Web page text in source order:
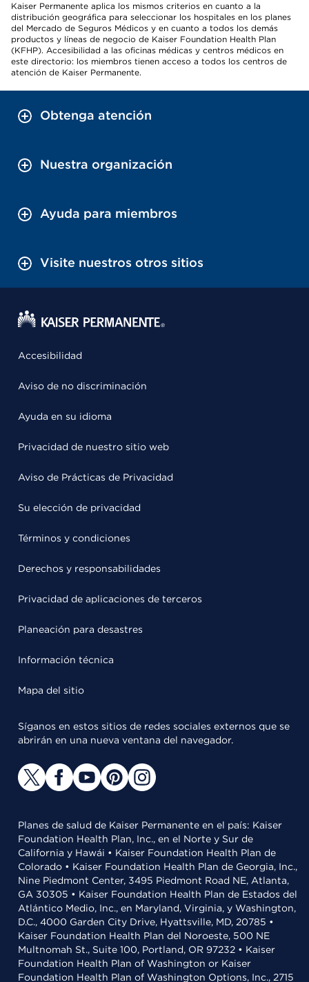
Kaiser Permanente aplica los mismos criterios en cuanto a la
distribución geográfica para seleccionar los hospitales en los planes
del Mercado de Seguros Médicos y en cuanto a todos los demás
productos y líneas de negocio de Kaiser Foundation Health Plan
(KFHP). Accesibilidad a las oficinas médicas y centros médicos en
este directorio: los miembros tienen acceso a todos los centros de
atención de Kaiser Permanente.
Obtenga atención
Nuestra organización
Ayuda para miembros
Visite nuestros otros sitios
Accesibilidad
Aviso de no discriminación
Ayuda en su idioma
Privacidad de nuestro sitio web
Aviso de Prácticas de Privacidad
Su elección de privacidad
Términos y condiciones
Derechos y responsabilidades
Privacidad de aplicaciones de terceros
Planeación para desastres
Información técnica
Mapa del sitio
Síganos en estos sitios de redes sociales externos que se
abrirán en una nueva ventana del navegador.
Planes de salud de Kaiser Permanente en el país: Kaiser
Foundation Health Plan, Inc., en el Norte y Sur de
California y Hawái • Kaiser Foundation Health Plan de
Colorado • Kaiser Foundation Health Plan de Georgia, Inc.,
Nine Piedmont Center, 3495 Piedmont Road NE, Atlanta,
GA 30305 • Kaiser Foundation Health Plan de Estados del
Atlántico Medio, Inc., en Maryland, Virginia, y Washington,
D.C., 4000 Garden City Drive, Hyattsville, MD, 20785 •
Kaiser Foundation Health Plan del Noroeste, 500 NE
Multnomah St., Suite 100, Portland, OR 97232 • Kaiser
Foundation Health Plan of Washington or Kaiser
Foundation Health Plan of Washington Options, Inc., 2715